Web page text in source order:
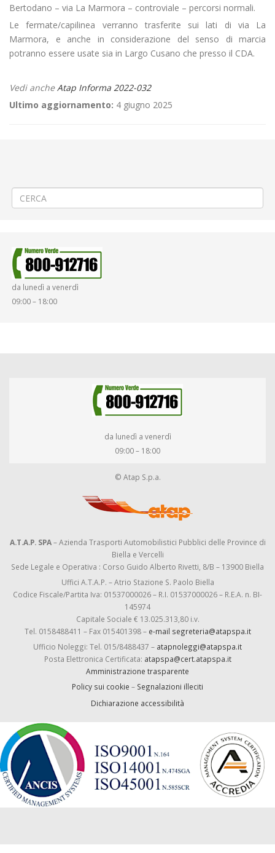
Bertodano – via La Marmora – controviale – percorsi normali.
Le fermate/capilinea verranno trasferite sui lati di via La
Marmora, e anche in considerazione del senso di marcia
potranno essere usate sia in Largo Cusano che presso il CDA.
Vedi ancheAtap Informa 2022-032
Ultimo aggiornamento: 4 giugno 2025
da lunedì a venerdì
09:00 – 18:00
da lunedì a venerdì
09:00 – 18:00
© Atap S.p.a.
A.T.A.P. SPA– Azienda Trasporti Automobilistici Pubblici delle Province di
Biella e Vercelli
Sede Legale e Operativa : Corso Guido Alberto Rivetti, 8/B – 13900 Biella
Uffici A.T.A.P. – Atrio Stazione S. Paolo Biella
Codice Fiscale/Partita Iva: 01537000026 – R.I. 01537000026 – R.E.A. n. BI-
145974
Capitale Sociale € 13.025.313,80 i.v.
Tel. 0158488411 – Fax 015401398 – e-mail segreteria@atapspa.it
Ufficio Noleggi: Tel. 015/8488437 – atapnoleggi@atapspa.it
Posta Elettronica Certificata: atapspa@cert.atapspa.it
Amministrazione trasparente
Policy sui cookie – Segnalazioni illeciti
Dichiarazione accessibilità